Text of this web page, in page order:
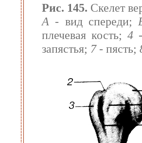
Рис. 145. Скелет
А - вид спереди;
плечевая кость; 4
запястья; 7- пясть;